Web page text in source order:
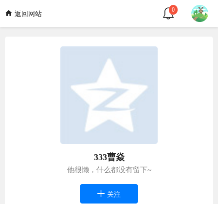
返回网站
0
333曹焱
他很懒，什么都没有留下~
关注